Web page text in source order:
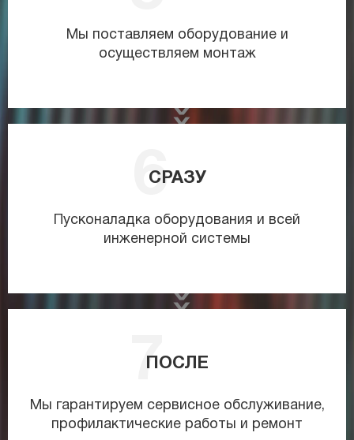
Мы поставляем оборудование и
осуществляем монтаж
СРАЗУ
Пусконаладка оборудования и всей
инженерной системы
ПОСЛЕ
Мы гарантируем сервисное обслуживание,
профилактические работы и ремонт